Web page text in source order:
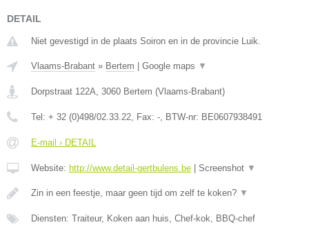
DETAIL
Niet gevestigd in de plaats Soiron en in de provincie Luik.
Vlaams-Brabant » Bertem Google maps ▼
Dorpstraat 122A, 3060 Bertem (Vlaams-Brabant)
Tel: + 32 (0)498/02.33.22, Fax: -, BTW-nr: BE0607938491
E-mail › DETAIL
Website: http://www.detail-gertbulens.be Screenshot ▼
Zin in een feestje, maar geen tijd om zelf te koken? ▼
Diensten: Traiteur, Koken aan huis, Chef-kok, BBQ-chef